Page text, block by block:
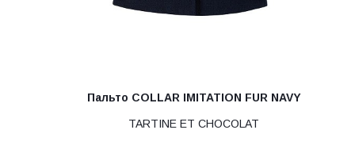
Пальто COLLAR IMITATION FUR NAVY
TARTINE ET CHOCOLAT